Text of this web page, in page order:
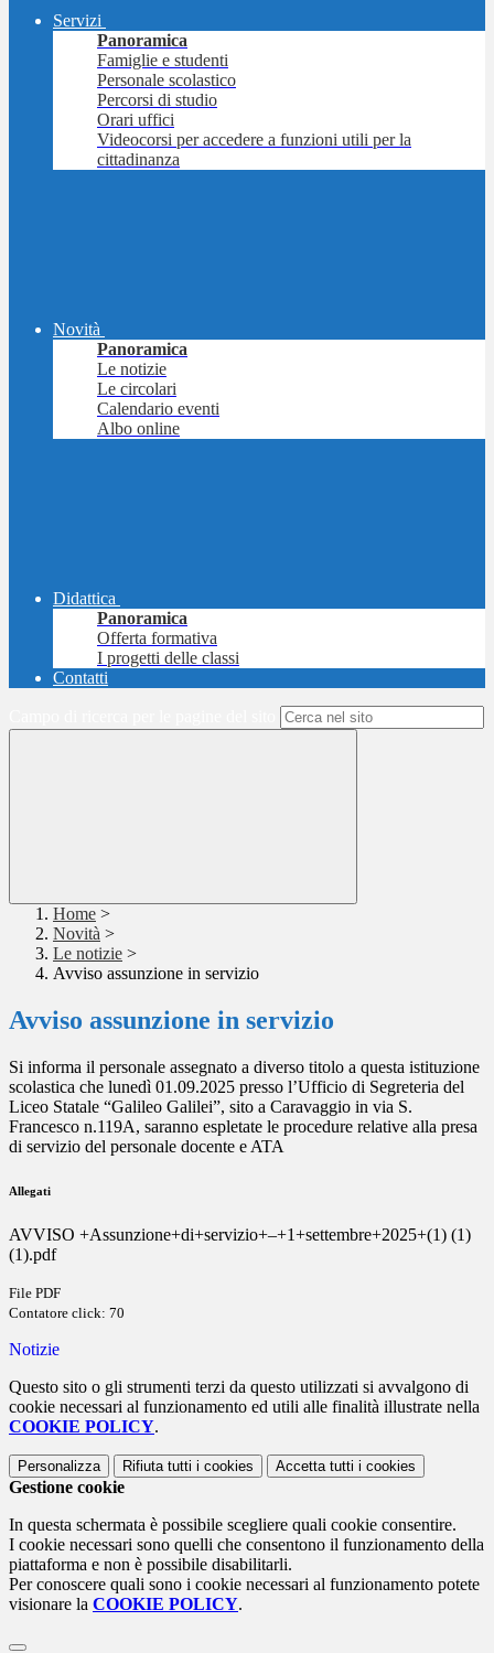
Servizi
Panoramica
Famiglie e studenti
Personale scolastico
Percorsi di studio
Orari uffici
Videocorsi per accedere a funzioni utili per la
cittadinanza
Novità
Panoramica
Le notizie
Le circolari
Calendario eventi
Albo online
Didattica
Panoramica
Offerta formativa
I progetti delle classi
Contatti
Home >
Novità >
Le notizie >
Avviso assunzione in servizio
Avviso assunzione in servizio
Si informa il personale assegnato a diverso titolo a questa istituzione
scolastica che lunedì 01.09.2025 presso l’Ufficio di Segreteria del
Liceo Statale “Galileo Galilei”, sito a Caravaggio in via S.
Francesco n.119A, saranno espletate le procedure relative alla presa
di servizio del personale docente e ATA
Allegati
AVVISO +Assunzione+di+servizio+–+1+settembre+2025+(1) (1)
(1).pdf
File PDF
Contatore click: 70
Notizie
Questo sito o gli strumenti terzi da questo utilizzati si avvalgono di
cookie necessari al funzionamento ed utili alle finalità illustrate nella
COOKIE POLICY.
Personalizza Rifiuta tutti i cookies Accetta tutti i cookies
Gestione cookie
In questa schermata è possibile scegliere quali cookie consentire.
I cookie necessari sono quelli che consentono il funzionamento della
piattaforma e non è possibile disabilitarli.
Per conoscere quali sono i cookie necessari al funzionamento potete
visionare la COOKIE POLICY.